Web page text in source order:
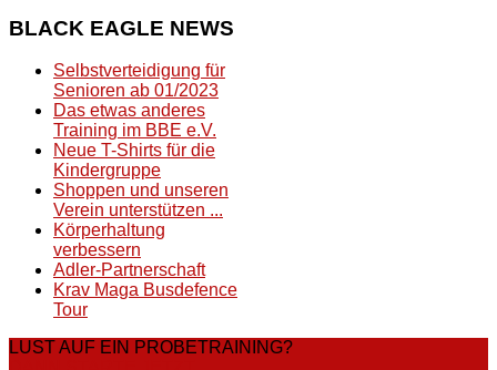
BLACK EAGLE NEWS
Selbstverteidigung für
Senioren ab 01/2023
Das etwas anderes
Training im BBE e.V.
Neue T-Shirts für die
Kindergruppe
Shoppen und unseren
Verein unterstützen ...
Körperhaltung
verbessern
Adler-Partnerschaft
Krav Maga Busdefence
Tour
LUST AUF EIN PROBETRAINING?